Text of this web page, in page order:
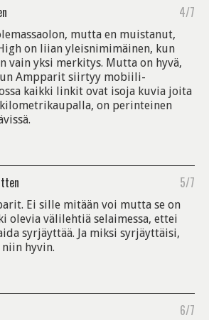
4/7
mutta en muistanut,
on liian yleisnimimäinen, kun
vain yksi merkitys. Mutta on hyvä,
Ampparit siirtyy mobiili-
kaikki linkit ovat isoja kuvia joita
on perinteinen
5/7
Ei sille mitään voi mutta se on
olevia välilehtiä selaimessa, ettei
syrjäyttää. Ja miksi syrjäyttäisi,
hyvin.
6/7